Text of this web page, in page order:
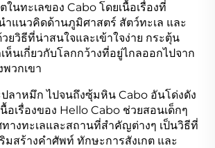
นทะเลของ Cabo โดยเนื้อเรื่องที่
แนวคิดด้านภูมิศาสตร์ สัตว์ทะเล และ
ยวิธีที่น่าสนใจและเข้าใจง่าย กระตุ้น
ห็นเกี่ยวกับโลกกว้างที่อยู่ไกลออกไปจาก
วกเขา
ลาหมึก ไปจนถึงซุ้มหิน Cabo อันโด่งดัง
อเรื่องของ Hello Cabo ช่วยสอนเด็กๆ
ทางทะเลและสถานที่สำคัญต่างๆ เป็นวิธีที่
มสร้างคำศัพท์ ทักษะการสังเกต และ